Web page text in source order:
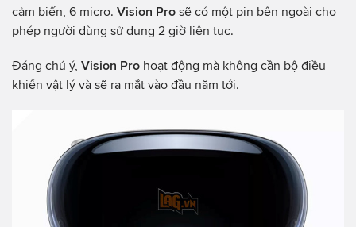
cảm biến, 6 micro. Vision Pro sẽ có một pin bên ngoài cho
phép người dùng sử dụng 2 giờ liên tục.
Đáng chú ý, Vision Pro hoạt động mà không cần bộ điều
khiển vật lý và sẽ ra mắt vào đầu năm tới.